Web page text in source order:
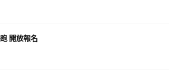
開放報名